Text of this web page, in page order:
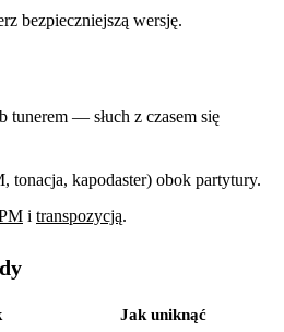
bezpieczniejszą wersję.
tunerem — słuch z czasem się
tonacja, kapodaster) obok partytury.
i transpozycją.
Jak uniknąć